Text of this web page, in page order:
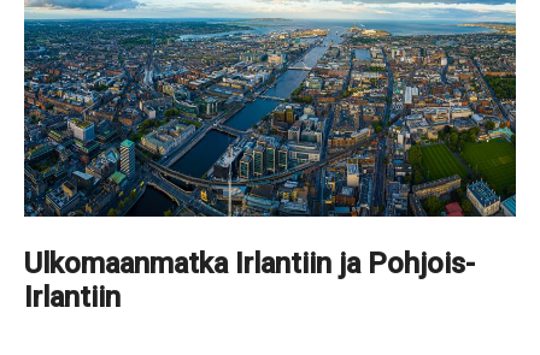
Ulkomaanmatka Irlantiin ja Pohjois-
Irlantiin